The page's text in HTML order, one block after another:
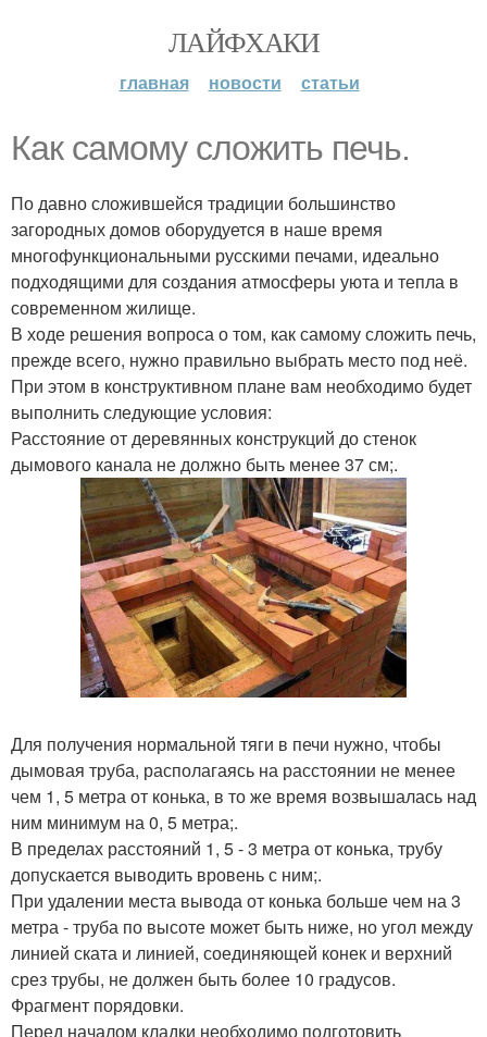
ЛАЙФХАКИ
главная новости статьи
Как самому сложить печь.
По давно сложившейся традиции большинство
загородных домов оборудуется в наше время
многофункциональными русскими печами, идеально
подходящими для создания атмосферы уюта и тепла в
современном жилище.
В ходе решения вопроса о том, как самому сложить печь,
прежде всего, нужно правильно выбрать место под неё.
При этом в конструктивном плане вам необходимо будет
выполнить следующие условия:
Расстояние от деревянных конструкций до стенок
дымового канала не должно быть менее 37 см;.
Для получения нормальной тяги в печи нужно, чтобы
дымовая труба, располагаясь на расстоянии не менее
чем 1, 5 метра от конька, в то же время возвышалась над
ним минимум на 0, 5 метра;.
В пределах расстояний 1, 5 - 3 метра от конька, трубу
допускается выводить вровень с ним;.
При удалении места вывода от конька больше чем на 3
метра - труба по высоте может быть ниже, но угол между
линией ската и линией, соединяющей конек и верхний
срез трубы, не должен быть более 10 градусов.
Фрагмент порядовки.
Перед началом кладки необходимо подготовить